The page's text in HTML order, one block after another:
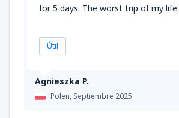
Agnieszka P.
Polen, Septiembre 2025
for 5 days. The worst trip of my life.
Útil